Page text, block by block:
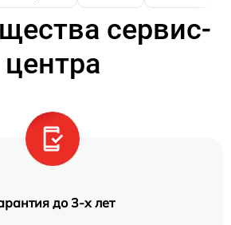
сервис-
центра
до 3-х лет